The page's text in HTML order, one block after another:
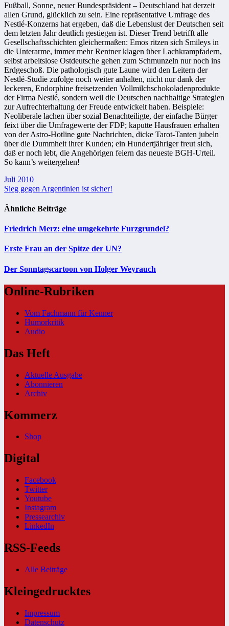
Fußball, Sonne, neuer Bundespräsident – Deutschland hat derzeit
allen Grund, glücklich zu sein. Eine repräsentative Umfrage des
Nestlé-Konzerns hat ergeben, daß die Lebenslust der Deutschen seit
dem letzten Jahr deutlich gestiegen ist. Dieser Trend betrifft alle
Gesellschaftsschichten gleichermaßen: Emos ritzen sich Smileys in
die Unterarme, immer mehr Rentner klagen über Lachkrampfadern,
selbst arbeitslose Ostdeutsche gehen zum Schmunzeln nur noch ins
Erdgeschoß. Die pathologisch gute Laune wird den Leitern der
Nestlé-Studie zufolge noch weiter anhalten, nicht nur dank der
leckeren, Endorphine freisetzenden Vollmilchschokoladenprodukte
der Firma Nestlé, sondern weil die Deutschen nachhaltige Strategien
zur Aufrechterhaltung der Freude entwickelt haben. Beispiele:
Neoliberale lachen über sozial Benachteiligte, der einfache Bürger
feixt über die Umfragewerte der FDP; kaputte Hausfrauen erhalten
von der Astro-Hotline gute Nachrichten, dicke Tarot-Tanten jubeln
über die Dummheit ihrer Kunden; ein Hundertjähriger freut sich,
daß er noch lebt, die Angehörigen feiern das neueste BGH-Urteil.
So kann’s weitergehen!
Beitragsnavigation
Juli 2010
Sieg gegen Argentinien ist sicher!
Ähnliche Beiträge
Friedrich Merz: eine umgekehrte Furzgrundel?
Erste Frau an der Spitze der UN?
Der Sonntagscartoon von Holger Weyrauch
Online-Rubriken
Vom Fachmann für Kenner
Humorkritik
Audio
Das Heft
Aktuelle Ausgabe
Abonnieren
Archiv
Kommerz
Shop
Digital
Facebook
Twitter
Youtube
Instagram
Pressearchiv
LinkedIn
RSS-Feeds
Alle Beiträge
Kleingedrucktes
Impressum
Datenschutz